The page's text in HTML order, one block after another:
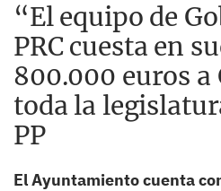
“El equipo de
PRC cuesta en
800.000 euros a
toda la
PP
El Ayuntamiento cuenta